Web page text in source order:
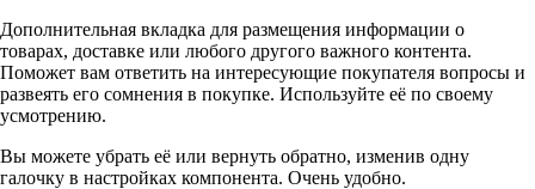
Дополнительная вкладка для размещения информации о
товарах, доставке или любого другого важного контента.
Поможет вам ответить на интересующие покупателя вопросы и
развеять его сомнения в покупке. Используйте её по своему
усмотрению.
Вы можете убрать её или вернуть обратно, изменив одну
галочку в настройках компонента. Очень удобно.